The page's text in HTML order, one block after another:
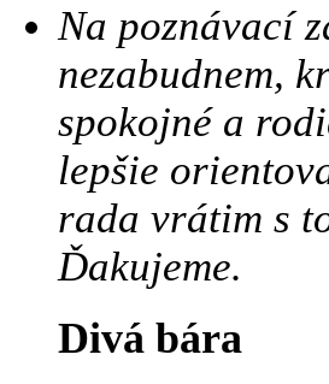
Na poznávací
nezabudnem,
spokojné a
lepšie
rada vrátim s
Ďakujeme.
Divá bára